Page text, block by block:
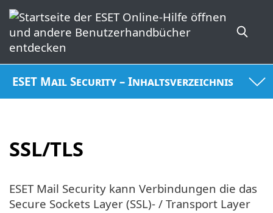
ESET Mail Security – Inhaltsverzeichnis
SSL/TLS
ESET Mail Security kann Verbindungen die das
Secure Sockets Layer (SSL)- / Transport Layer